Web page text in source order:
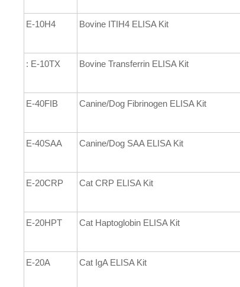
E-10H4 Bovine ITIH4 ELISA Kit
: E-10TX Bovine Transferrin ELISA Kit
E-40FIB Canine/Dog Fibrinogen ELISA Kit
E-40SAA Canine/Dog SAA ELISA Kit
E-20CRP Cat CRP ELISA Kit
E-20HPT Cat Haptoglobin ELISA Kit
E-20A Cat IgA ELISA Kit